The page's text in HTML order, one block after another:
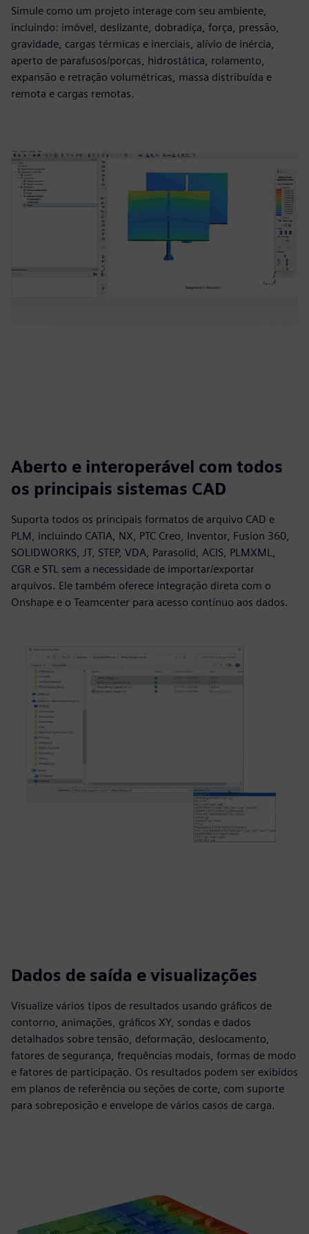
Simule como um projeto interage com seu ambiente,
incluindo: imóvel, deslizante, dobradiça, força, pressão,
gravidade, cargas térmicas e inerciais, alívio de inércia,
aperto de parafusos/porcas, hidrostática, rolamento,
expansão e retração volumétricas, massa distribuída e
remota e cargas remotas.
Aberto e interoperável com todos
os principais sistemas CAD
Suporta todos os principais formatos de arquivo CAD e
PLM, incluindo CATIA, NX, PTC Creo, Inventor, Fusion 360,
SOLIDWORKS, JT, STEP, VDA, Parasolid, ACIS, PLMXML,
CGR e STL sem a necessidade de importar/exportar
arquivos. Ele também oferece integração direta com o
Onshape e o Teamcenter para acesso contínuo aos dados.
Dados de saída e visualizações
Visualize vários tipos de resultados usando gráficos de
contorno, animações, gráficos XY, sondas e dados
detalhados sobre tensão, deformação, deslocamento,
fatores de segurança, frequências modais, formas de modo
e fatores de participação. Os resultados podem ser exibidos
em planos de referência ou seções de corte, com suporte
para sobreposição e envelope de vários casos de carga.